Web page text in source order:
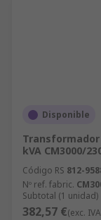
Disponible
kVA CM3000/
Código RS 812-
Nº ref. fabric.
Subtotal (1 unidad)
382,57 €(exc.